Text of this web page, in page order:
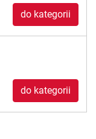
do kategorii
do kategorii